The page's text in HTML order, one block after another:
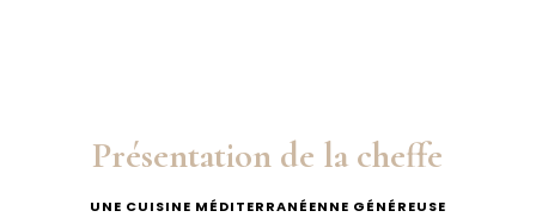
Présentation de la cheffe
UNE CUISINE MÉDITERRANÉENNE GÉNÉREUSE